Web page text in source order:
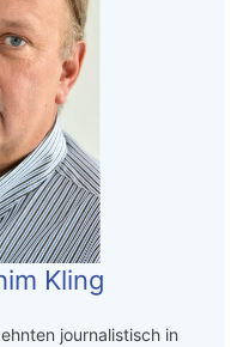
Kling
journalistisch in